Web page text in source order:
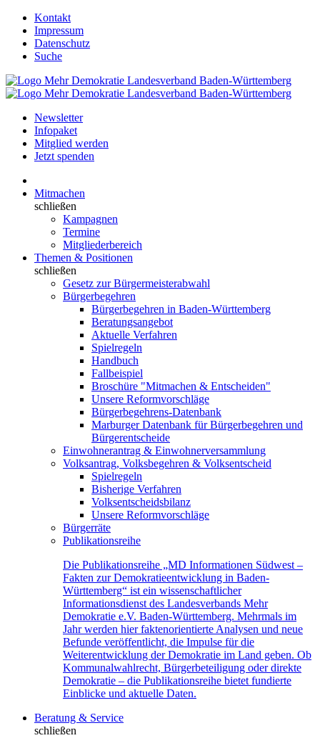
Kontakt
Impressum
Datenschutz
Suche
Newsletter
Infopaket
Mitglied werden
Jetzt spenden
Mitmachen
schließen
Kampagnen
Termine
Mitgliederbereich
Themen & Positionen
schließen
Gesetz zur Bürgermeisterabwahl
Bürgerbegehren
Bürgerbegehren in Baden-Württemberg
Beratungsangebot
Aktuelle Verfahren
Spielregeln
Handbuch
Fallbeispiel
Broschüre "Mitmachen & Entscheiden"
Unsere Reformvorschläge
Bürgerbegehrens-Datenbank
Marburger Datenbank für Bürgerbegehren und
Bürgerentscheide
Einwohnerantrag & Einwohnerversammlung
Volksantrag, Volksbegehren & Volksentscheid
Spielregeln
Bisherige Verfahren
Volksentscheidsbilanz
Unsere Reformvorschläge
Bürgerräte
Publikationsreihe
Die Publikationsreihe „MD Informationen Südwest –
Fakten zur Demokratieentwicklung in Baden-
Württemberg“ ist ein wissenschaftlicher
Informationsdienst des Landesverbands Mehr
Demokratie e.V. Baden-Württemberg. Mehrmals im
Jahr werden hier faktenorientierte Analysen und neue
Befunde veröffentlicht, die Impulse für die
Weiterentwicklung der Demokratie im Land geben. Ob
Kommunalwahlrecht, Bürgerbeteiligung oder direkte
Demokratie – die Publikationsreihe bietet fundierte
Einblicke und aktuelle Daten.
Beratung & Service
schließen